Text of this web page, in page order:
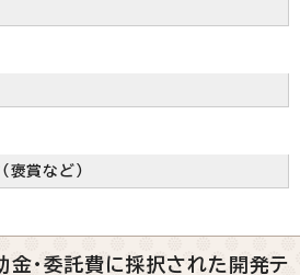
褒賞など）
金・委託費に採択された開発テ